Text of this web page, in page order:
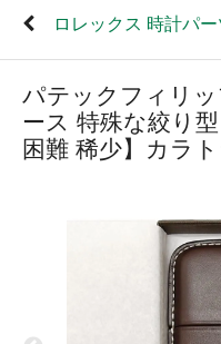
ロレックス 時計パ
パテックフィリ
ース 特殊な絞り
困難 稀少】カラ